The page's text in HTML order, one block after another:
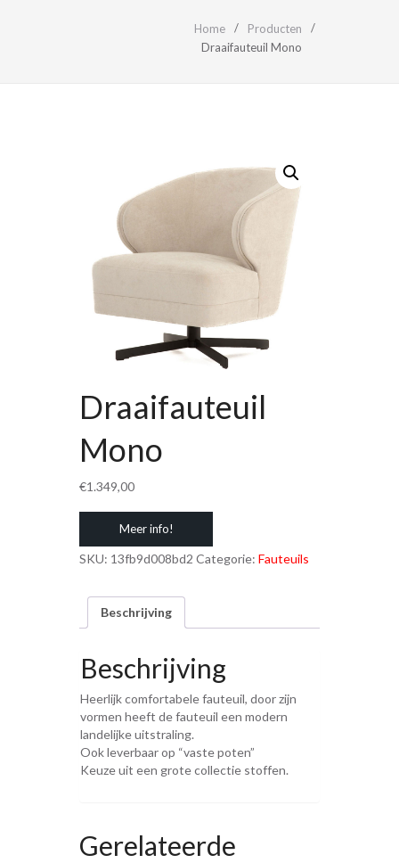
Home
Producten
Draaifauteuil Mono
Draaifauteuil
Mono
€1.349,00
Meer info!
SKU: 13fb9d008bd2 Categorie: Fauteuils
Beschrijving
Beschrijving
Heerlijk comfortabele fauteuil, door zijn
vormen heeft de fauteuil een modern
landelijke uitstraling.
Ook leverbaar op “vaste poten”
Keuze uit een grote collectie stoffen.
Gerelateerde